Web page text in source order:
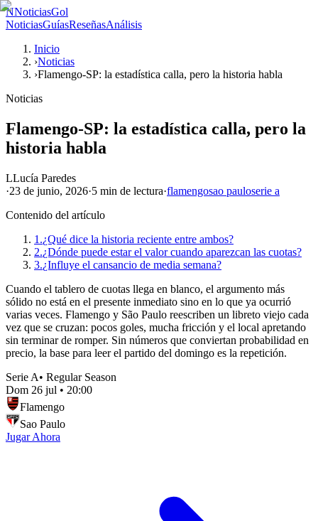
NNoticiasGol
NoticiasGuíasReseñasAnálisis
Inicio
›Noticias
›Flamengo-SP: la estadística calla, pero la historia habla
Noticias
Flamengo-SP: la estadística calla, pero la
historia habla
LLucía Paredes
·23 de junio, 2026·5 min de lectura·flamengosao pauloserie a
Contenido del artículo
1.¿Qué dice la historia reciente entre ambos?
2.¿Dónde puede estar el valor cuando aparezcan las cuotas?
3.¿Influye el cansancio de media semana?
Cuando el tablero de cuotas llega en blanco, el argumento más
sólido no está en el presente inmediato sino en lo que ya ocurrió
varias veces. Flamengo y São Paulo reescriben un libreto viejo cada
vez que se cruzan: pocos goles, mucha fricción y el local apretando
sin terminar de romper. Sin números que conviertan probabilidad en
precio, la base para leer el partido del domingo es la repetición.
Serie A• Regular Season
Dom 26 jul • 20:00
Flamengo
Sao Paulo
Jugar Ahora